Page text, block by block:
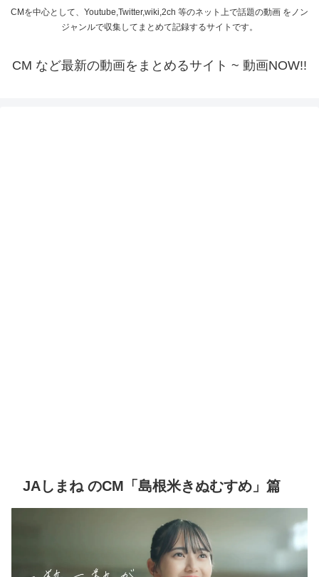
CMを中心として、Youtube,Twitter,wiki,2ch 等のネット上で話題の動画 をノン
ジャンルで収集してまとめて記録するサイトです。
CM など最新の動画をまとめるサイト ~ 動画NOW!!
JAしまね のCM「島根米きぬむすめ」篇